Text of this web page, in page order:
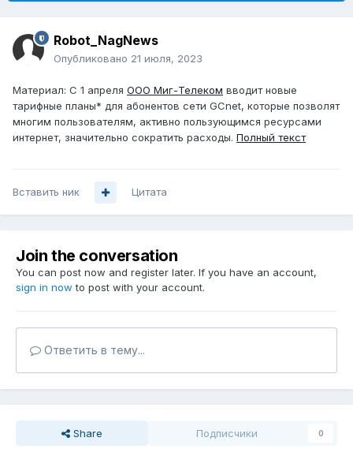
Robot_NagNews
Опубликовано 21 июля, 2023
Материал: С 1 апреля ООО Миг-Телеком вводит новые
тарифные планы* для абонентов сети GCnet, которые позволят
многим пользователям, активно пользующимся ресурсами
интернет, значительно сократить расходы. Полный текст
Вставить ник Цитата
Join the conversation
You can post now and register later. If you have an account,
sign in now to post with your account.
Ответить в тему...
Share Подписчики 0